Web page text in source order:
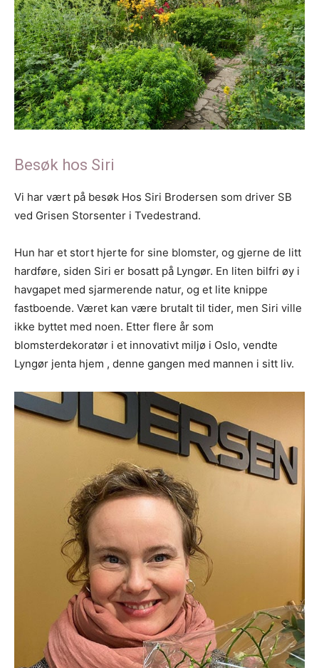
Besøk hos Siri
Vi har vært på besøk Hos Siri Brodersen som driver SB
ved Grisen Storsenter i Tvedestrand.
Hun har et stort hjerte for sine blomster, og gjerne de litt
hardføre, siden Siri er bosatt på Lyngør. En liten bilfri øy i
havgapet med sjarmerende natur, og et lite knippe
fastboende. Været kan være brutalt til tider, men Siri ville
ikke byttet med noen. Etter flere år som
blomsterdekoratør i et innovativt miljø i Oslo, vendte
Lyngør jenta hjem , denne gangen med mannen i sitt liv.